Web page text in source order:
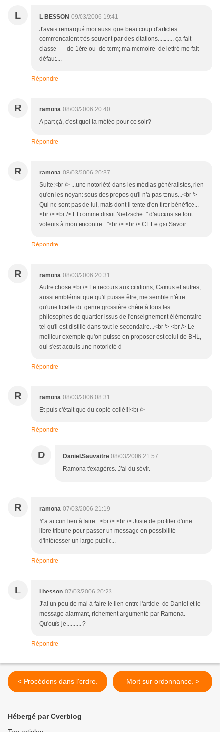
L L BESSON 09/03/2006 19:41
J'avais remarqué moi aussi que beaucoup d'articles
commencaient très souvent par des citations........... ça fait
classe de 1ère ou de term; ma mémoire de lettré me fait
défaut....
Répondre
R ramona 08/03/2006 20:40
A part çà, c'est quoi la météo pour ce soir?
Répondre
R ramona 08/03/2006 20:37
Suite:<br /> ...une notoriété dans les médias généralistes, rien
qu'en les noyant sous des propos qu'il n'a pas tenus...<br />
Qui ne sont pas de lui, mais dont il tente d'en tirer bénéfice...
<br /> <br /> Et comme disait Nietzsche: " d'aucuns se font
voleurs à mon encontre..."<br /> <br /> Cf: Le gai Savoir...
Répondre
R ramona 08/03/2006 20:31
Autre chose:<br /> Le recours aux citations, Camus et autres,
aussi emblématique qu'il puisse être, me semble n'être
qu'une ficelle du genre grossière chère à tous les
philosophes de quartier issus de l'enseignement élémentaire
tel qu'il est distillé dans tout le secondaire...<br /> <br /> Le
meilleur exemple qu'on puisse en proposer est celui de BHL,
qui s'est acquis une notoriété d
Répondre
R ramona 08/03/2006 08:31
Et puis c'était que du copié-collé!!!<br />
Répondre
D Daniel.Sauvaitre 08/03/2006 21:57
Ramona t'exagères. J'ai du sévir.
R ramona 07/03/2006 21:19
Y'a aucun lien à faire...<br /> <br /> Juste de profiter d'une
libre tribune pour passer un message en possibilité
d'intéresser un large public...
Répondre
L l besson 07/03/2006 20:23
J'ai un peu de mal à faire le lien entre l'article de Daniel et le
message alarmant, richement argumenté par Ramona.
Qu'ouïs-je...........?
Répondre
< Procédons dans l'ordre. Mort sur ordonnance. >
Hébergé par Overblog